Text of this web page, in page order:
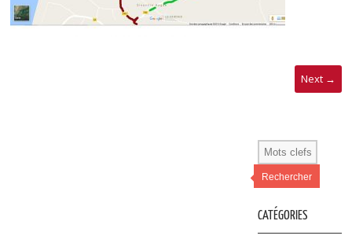
Next →
Rechercher
CATÉGORIES